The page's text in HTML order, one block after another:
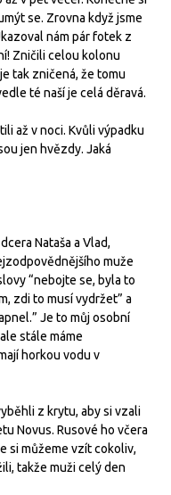
se. Zrovna když jsme
nám pár fotek z
Zničili celou kolonu
tak zničená, že tomu
té naší je celá děravá.
až v noci. Kvůli výpadku
jen hvězdy. Jaká
Nataša a Vlad,
muže
“nebojte se, byla to
zdi to musí vydržet” a
Je to můj osobní
stále máme
horkou vodu v
z krytu, aby si vzali
Novus. Rusové ho včera
si můžeme vzít cokoliv,
takže muži celý den